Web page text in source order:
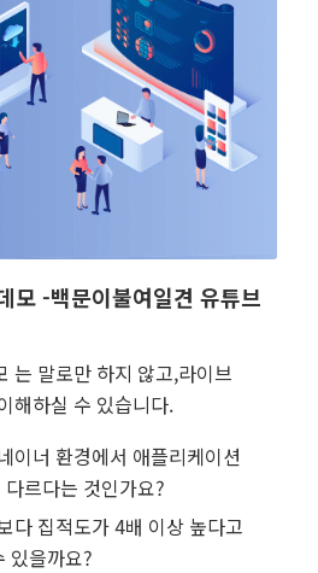
모 -백문이불여일견 유튜브
는 말로만 하지 않고,라이브
해하실 수 있습니다.
이너 환경에서 애플리케이션
르다는 것인가요?
다 집적도가 4배 이상 높다고
있을까요?